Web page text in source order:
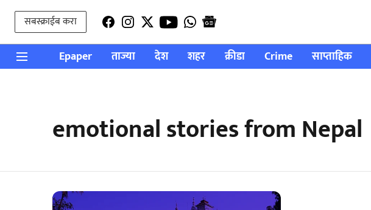
सबस्क्राईब करा
Epaper ताज्या देश शहर क्रीडा Crime साप्ताहिक
emotional stories from Nepal